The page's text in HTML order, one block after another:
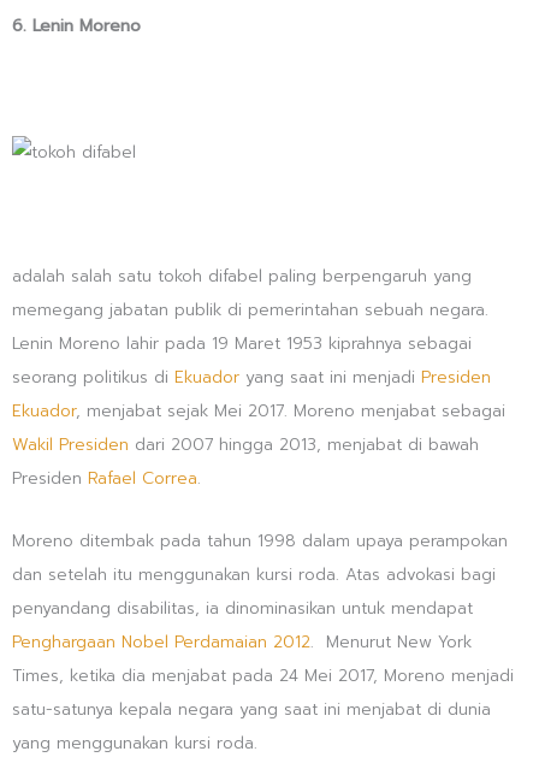
6. Lenin Moreno
adalah salah satu tokoh difabel paling berpengaruh yang
memegang jabatan publik di pemerintahan sebuah negara.
Lenin Moreno lahir pada 19 Maret 1953 kiprahnya sebagai
seorang politikus di Ekuador yang saat ini menjadi Presiden
Ekuador, menjabat sejak Mei 2017. Moreno menjabat sebagai
Wakil Presiden dari 2007 hingga 2013, menjabat di bawah
Presiden Rafael Correa.
Moreno ditembak pada tahun 1998 dalam upaya perampokan
dan setelah itu menggunakan kursi roda. Atas advokasi bagi
penyandang disabilitas, ia dinominasikan untuk mendapat
Penghargaan Nobel Perdamaian 2012. Menurut New York
Times, ketika dia menjabat pada 24 Mei 2017, Moreno menjadi
satu-satunya kepala negara yang saat ini menjabat di dunia
yang menggunakan kursi roda.